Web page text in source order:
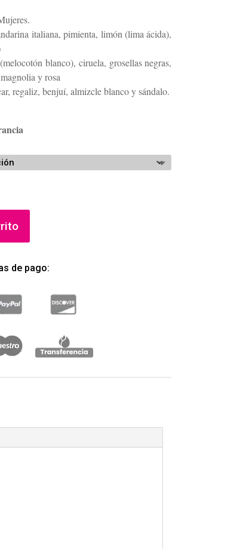
italiana, pimienta, limón (lima ácida),
blanco), ciruela, grosellas negras,
y rosa
regaliz, benjuí, almizcle blanco y sándalo.
de pago: